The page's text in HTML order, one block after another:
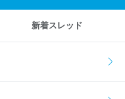
新着スレッド